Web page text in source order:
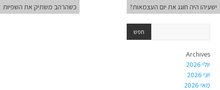
ישעיהו היה חוגג את יום העצמאות? כשהרהב משתיק את השפיות
Archives
יולי 2026
יוני 2026
מאי 2026